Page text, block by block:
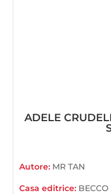
ADELE
Autore: MR TAN
Casa editrice: BECCO